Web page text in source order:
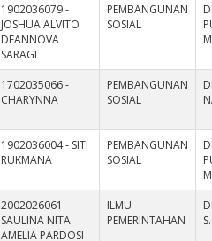
1902036079 -
JOSHUA ALVITO
DEANNOVA
SARAGI
PEMBANGUNAN
SOSIAL
1702035066 -
CHARYNNA
PEMBANGUNAN
SOSIAL
1902036004 - SITI
RUKMANA
PEMBANGUNAN
SOSIAL
2002026061 -
SAULINA NITA
AMELIA PARDOSI
ILMU
PEMERINTAHAN